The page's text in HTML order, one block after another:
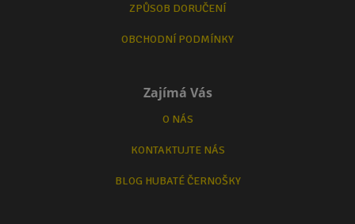
ZPŮSOB DORUČENÍ
OBCHODNÍ PODMÍNKY
Zajímá Vás
O NÁS
KONTAKTUJTE NÁS
BLOG HUBATÉ ČERNOŠKY